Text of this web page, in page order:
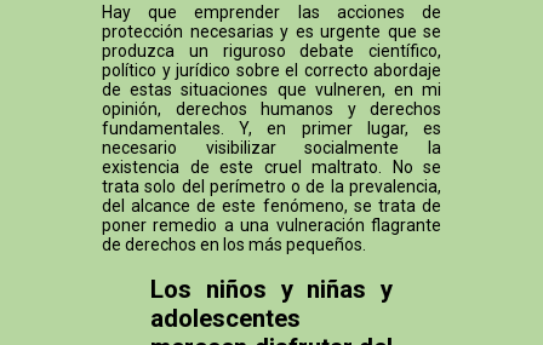
Hay que emprender las acciones de
protección necesarias y es urgente que se
produzca un riguroso debate científico,
político y jurídico sobre el correcto abordaje
de estas situaciones que vulneren, en mi
opinión, derechos humanos y derechos
fundamentales. Y, en primer lugar, es
necesario visibilizar socialmente la
existencia de este cruel maltrato. No se
trata solo del perímetro o de la prevalencia,
del alcance de este fenómeno, se trata de
poner remedio a una vulneración flagrante
de derechos en los más pequeños.
Los niños y niñas y
adolescentes